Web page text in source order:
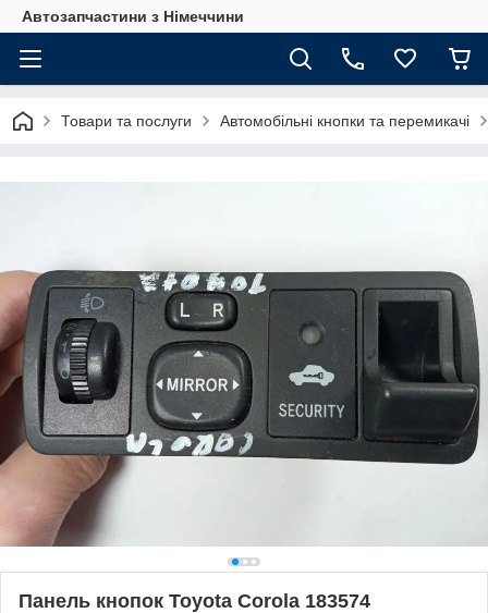
Автозапчастини з Німеччини
Товари та послуги Автомобільні кнопки та перемикачі
Панель кнопок Toyota Corola 183574